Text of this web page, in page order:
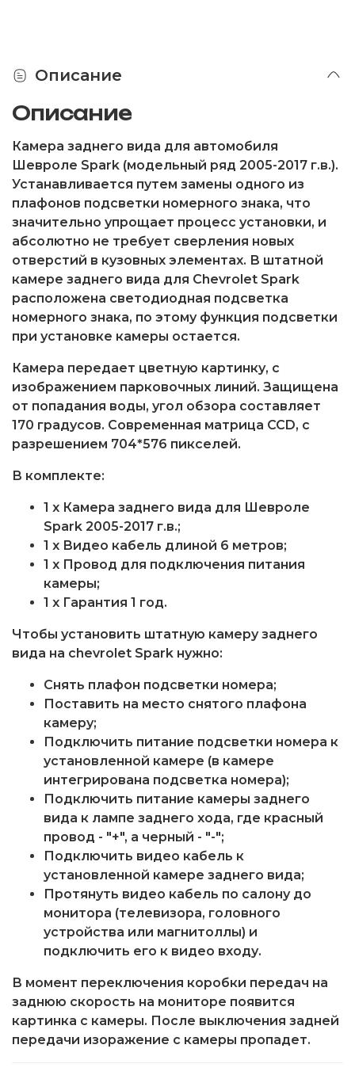
Описание
Описание
Камера заднего вида для автомобиля
Шевроле Spark (модельный ряд 2005-2017 г.в.).
Устанавливается путем замены одного из
плафонов подсветки номерного знака, что
значительно упрощает процесс установки, и
абсолютно не требует сверления новых
отверстий в кузовных элементах. В штатной
камере заднего вида для Chevrolet Spark
расположена светодиодная подсветка
номерного знака, по этому функция подсветки
при установке камеры остается.
Камера передает цветную картинку, с
изображением парковочных линий. Защищена
от попадания воды, угол обзора составляет
170 градусов. Современная матрица CCD, с
разрешением 704*576 пикселей.
В комплекте:
1 x Камера заднего вида для Шевроле
Spark 2005-2017 г.в.;
1 x Видео кабель длиной 6 метров;
1 x Провод для подключения питания
камеры;
1 x Гарантия 1 год.
Чтобы установить штатную камеру заднего
вида на chevrolet Spark нужно:
Снять плафон подсветки номера;
Поставить на место снятого плафона
камеру;
Подключить питание подсветки номера к
установленной камере (в камере
интегрирована подсветка номера);
Подключить питание камеры заднего
вида к лампе заднего хода, где красный
провод - "+", а черный - "-";
Подключить видео кабель к
установленной камере заднего вида;
Протянуть видео кабель по салону до
монитора (телевизора, головного
устройства или магнитоллы) и
подключить его к видео входу.
В момент переключения коробки передач на
заднюю скорость на мониторе появится
картинка с камеры. После выключения задней
передачи изоражение с камеры пропадет.